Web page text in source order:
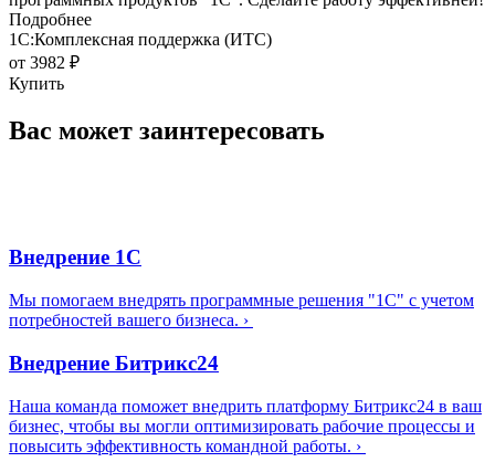
Подробнее
1С:Комплексная поддержка (ИТС)
от 3982 ₽
Купить
Вас может заинтересовать
Внедрение 1С
Мы помогаем внедрять программные решения "1С" с учетом
потребностей вашего бизнеса. ›
Внедрение Битрикс24
Наша команда поможет внедрить платформу Битрикс24 в ваш
бизнес, чтобы вы могли оптимизировать рабочие процессы и
повысить эффективность командной работы. ›